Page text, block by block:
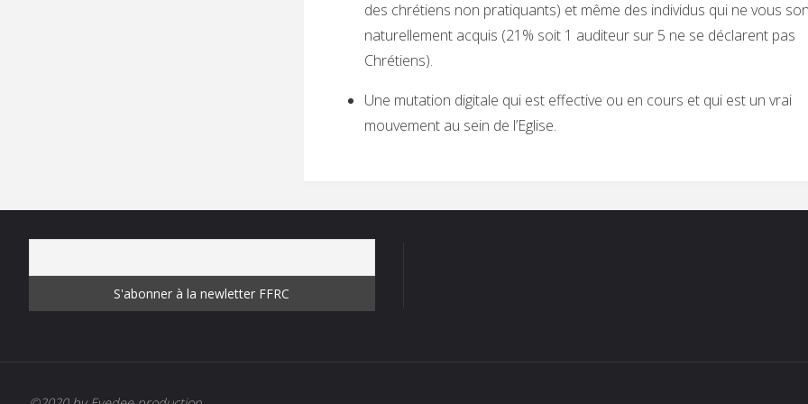
des chrétiens non pratiquants) et même des individus qui ne vous
naturellement acquis (21% soit 1 auditeur sur 5 ne se déclarent pas
Chrétiens).
Une mutation digitale qui est effective ou en cours et qui est un vrai
mouvement au sein de l’Eglise.